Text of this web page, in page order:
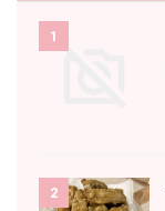
1
2